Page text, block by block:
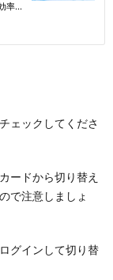
ェックしてくださ
ードから切り替え
で注意しましょ
グインして切り替